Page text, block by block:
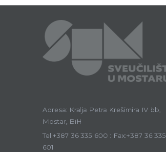
Adresa: Kralja Petra Krešimira IV bb,
Mostar, BiH
Tel:+387 36 335 600 : Fax:+387 36 335
601